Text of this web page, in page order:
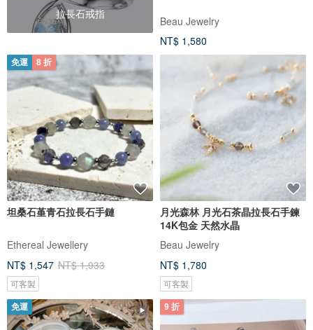
拉長石戒指
Beau Jewelry
NT$ 1,580
免運 8 折
坦桑石堇青石拉長石手鏈
Ethereal Jewellery
NT$ 1,547 NT$ 1,933
可客製
月光森林 月光石茶晶拉長石手鍊
14K包金 天然水晶
Beau Jewelry
NT$ 1,780
可客製
免運 9 折